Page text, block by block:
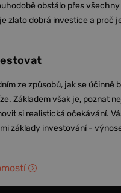
obstálo přes
zlato dobrá investice a proč
ze způsobů, jak se účinně
Základem však je, poznat
si realistická očekávání.
základy investování -